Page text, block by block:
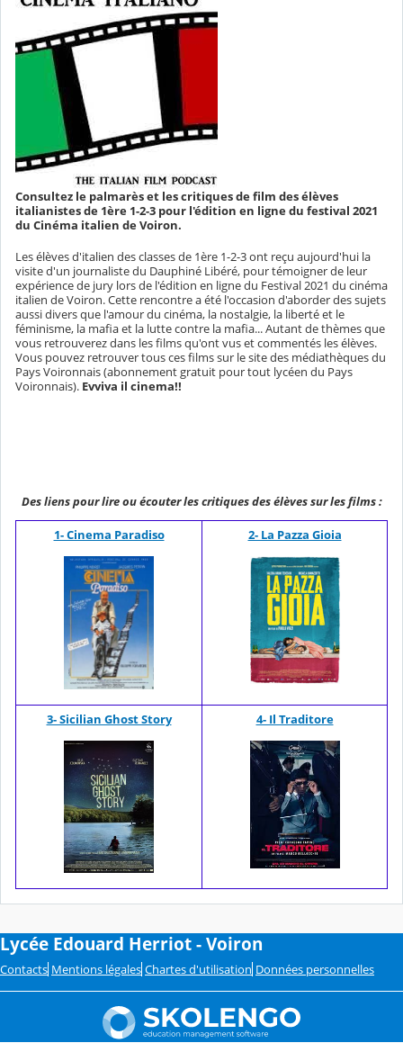
Consultez le palmarès et les critiques de film des élèves
italianistes de 1ère 1-2-3 pour l'édition en ligne du festival 2021
du Cinéma italien de Voiron.
Les élèves d'italien des classes de 1ère 1-2-3 ont reçu aujourd'hui la
visite d'un journaliste du Dauphiné Libéré, pour témoigner de leur
expérience de jury lors de l'édition en ligne du Festival 2021 du cinéma
italien de Voiron. Cette rencontre a été l'occasion d'aborder des sujets
aussi divers que l'amour du cinéma, la nostalgie, la liberté et le
féminisme, la mafia et la lutte contre la mafia... Autant de thèmes que
vous retrouverez dans les films qu'ont vus et commentés les élèves.
Vous pouvez retrouver tous ces films sur le site des médiathèques du
Pays Voironnais (abonnement gratuit pour tout lycéen du Pays
Voironnais). Evviva il cinema!!
Des liens pour lire ou écouter les critiques des élèves sur les films :
1- Cinema Paradiso 2- La Pazza Gioia
3- Sicilian Ghost Story 4- Il Traditore
Lycée Edouard Herriot - Voiron
Contacts Mentions légales Chartes d'utilisation Données personnelles